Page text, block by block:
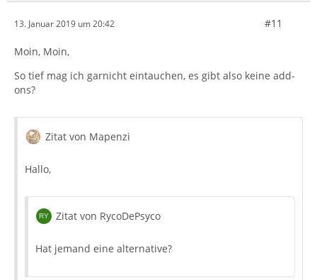
13. Januar 2019 um 20:42 #11
Moin, Moin,
So tief mag ich garnicht eintauchen, es gibt also keine add-
ons?
Zitat von Mapenzi
Hallo,
Zitat von RycoDePsyco
Hat jemand eine alternative?